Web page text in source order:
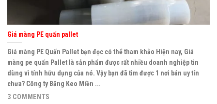
Giá màng PE quấn pallet
Giá màng PE Quấn Pallet bạn đọc có thể tham khảo Hiện nay, Giá
màng pe quấn Pallet là sản phẩm được rất nhiều doanh nghiệp tin
dùng vì tính hữu dụng của nó. Vậy bạn đã tìm được 1 nơi bán uy tín
chưa? Công ty Băng Keo Miền ...
3 COMMENTS